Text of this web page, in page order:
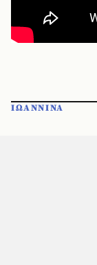
ΙΩΑΝΝΙΝΑ